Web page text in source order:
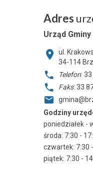
Adres
Urząd
ul.
34-114
Telefon:
Faks: 33
Godziny
poniedziałek -
środa: 7:30 -
czwartek: 7:30
piątek: 7:30 -